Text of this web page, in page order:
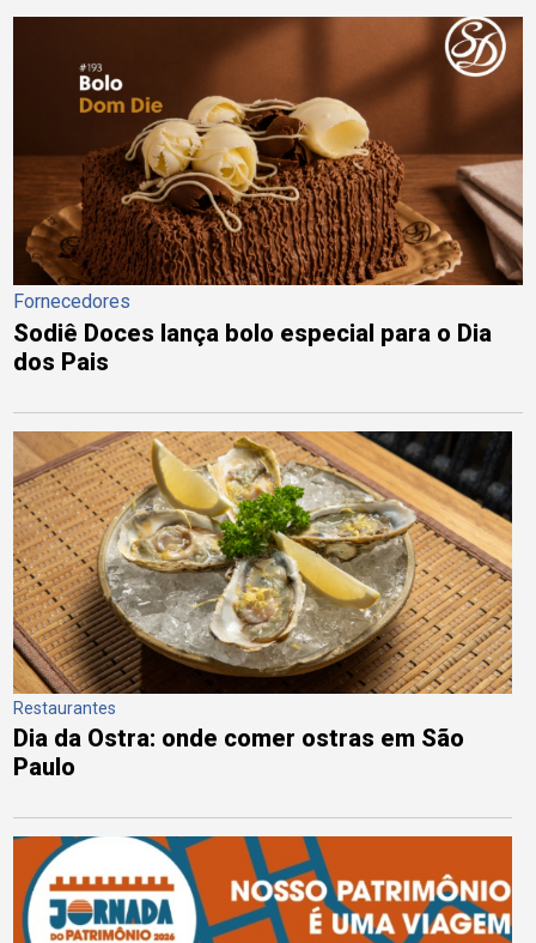
Fornecedores
Sodiê Doces lança bolo especial para o Dia
dos Pais
Restaurantes
Dia da Ostra: onde comer ostras em São
Paulo